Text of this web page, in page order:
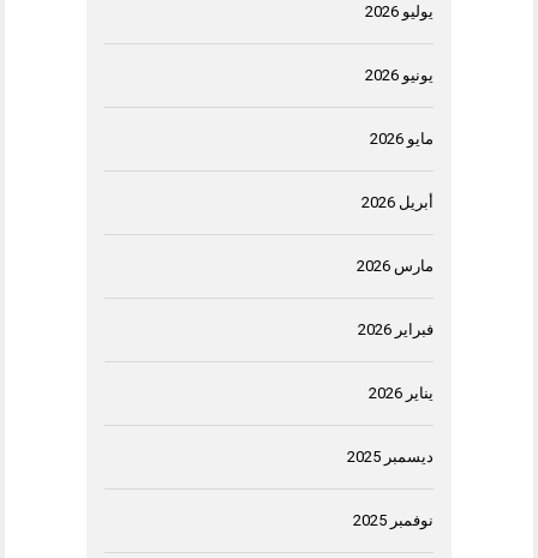
يوليو 2026
يونيو 2026
مايو 2026
أبريل 2026
مارس 2026
فبراير 2026
يناير 2026
ديسمبر 2025
نوفمبر 2025